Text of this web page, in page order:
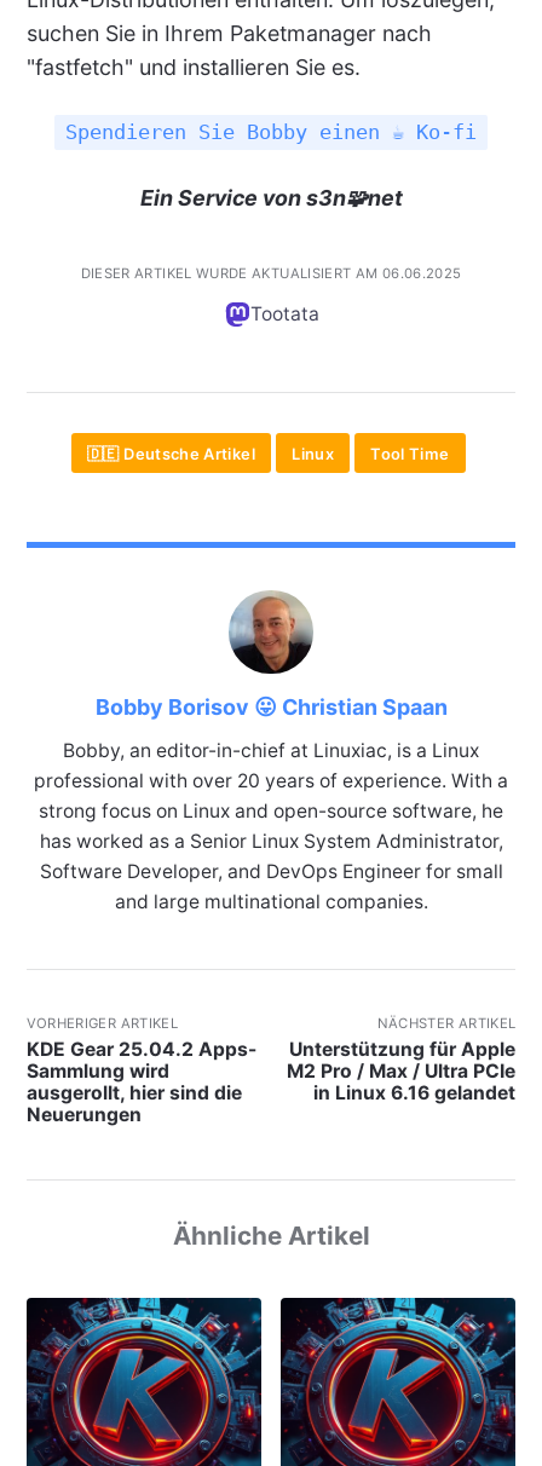
suchen Sie in Ihrem Paketmanager nach
"fastfetch" und installieren Sie es.
Spendieren Sie Bobby einen ☕ Ko-fi
Ein Service von s3n🧩net
DIESER ARTIKEL WURDE AKTUALISIERT AM 06.06.2025
Tootata
🇩🇪 Deutsche Artikel Linux Tool Time
Bobby Borisov 😛 Christian Spaan
Bobby, an editor-in-chief at Linuxiac, is a Linux
professional with over 20 years of experience. With a
strong focus on Linux and open-source software, he
has worked as a Senior Linux System Administrator,
Software Developer, and DevOps Engineer for small
and large multinational companies.
VORHERIGER ARTIKEL
KDE Gear 25.04.2 Apps-
Sammlung wird
ausgerollt, hier sind die
Neuerungen
NÄCHSTER ARTIKEL
Unterstützung für Apple
M2 Pro / Max / Ultra PCIe
in Linux 6.16 gelandet
Ähnliche Artikel